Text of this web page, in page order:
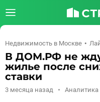
Недвижимость в Москве
В ДОМ.РФ не
жилье после
ставки
3 месяца назад Аналитика